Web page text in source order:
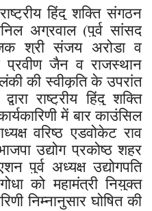
राष्ट्रीय हिंदु शक्ति संगठन
अग्रवाल (पुर्व सांसद
श्री संजय अरोडा व
प्रवीण जैन व राजस्थान
की स्वीकृति के उपरांत
राष्ट्रीय हिंदु शक्ति
में बार काउंसिल
वरिष्ठ एडवोकेट राव
उद्योग प्रकोष्ठ शहर
पुर्व अध्यक्ष उद्योगपति
को महामंत्री नियुक्त
निम्नानुसार घोषित की